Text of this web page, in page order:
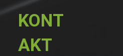
KONT
AKT